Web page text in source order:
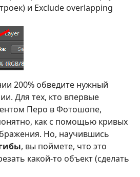
и Exclude overlapping
200% обведите нужный
Для тех, кто впервые
Перо в Фотошопе,
как с помощью кривых
Но, научившись
, вы поймете, что это
какой-то объект (сделать